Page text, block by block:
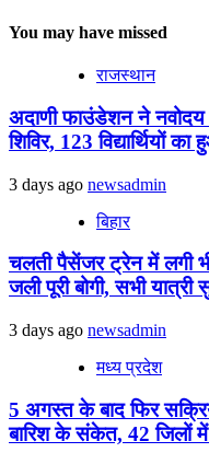
You may have missed
राजस्थान
अदाणी फाउंडेशन ने नवोदय
शिविर, 123 विद्यार्थियों
3 days ago newsadmin
बिहार
चलती पैसेंजर ट्रेन में लगी
जली पूरी बोगी, सभी यात्री
3 days ago newsadmin
मध्य प्रदेश
5 अगस्त के बाद फिर
बारिश के संकेत, 42 जिलों